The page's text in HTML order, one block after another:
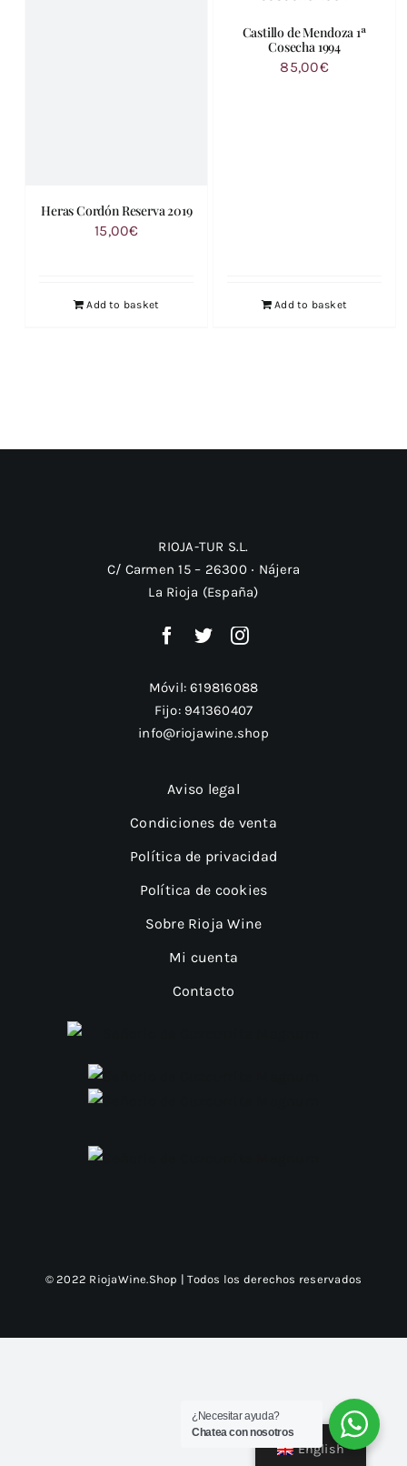
Heras Cordón Reserva 2019
15,00€
Add to basket
Castillo de Mendoza 1ª
Cosecha 1994
85,00€
Add to basket
RIOJA-TUR S.L.
C/ Carmen 15 – 26300 ‧ Nájera
La Rioja (España)
Móvil:619816088
Fijo: 941360407
info@riojawine.shop
Aviso legal
Condiciones de venta
Política de privacidad
Política de cookies
Sobre Rioja Wine
Mi cuenta
Contacto
© 2022 RiojaWine.Shop | Todos los derechos reservados
English
¿Necesitar ayuda?
Chatea con nosotros